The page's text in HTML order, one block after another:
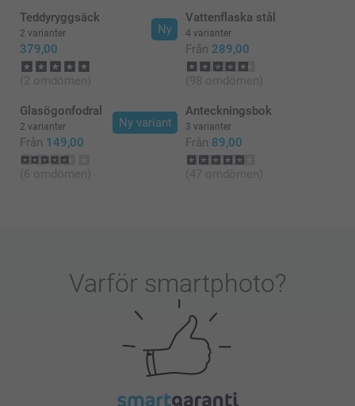
Ny
Teddyryggsäck
2 varianter
379,00
(2 omdömen)
Vattenflaska stål
4 varianter
Från 289,00
(98 omdömen)
Ny variant
Glasögonfodral
2 varianter
Från 149,00
(6 omdömen)
Anteckningsbok
3 varianter
Från 89,00
(47 omdömen)
Varför smartphoto?